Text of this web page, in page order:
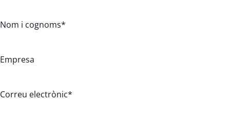
Nom i cognoms*
Empresa
Correu electrònic*